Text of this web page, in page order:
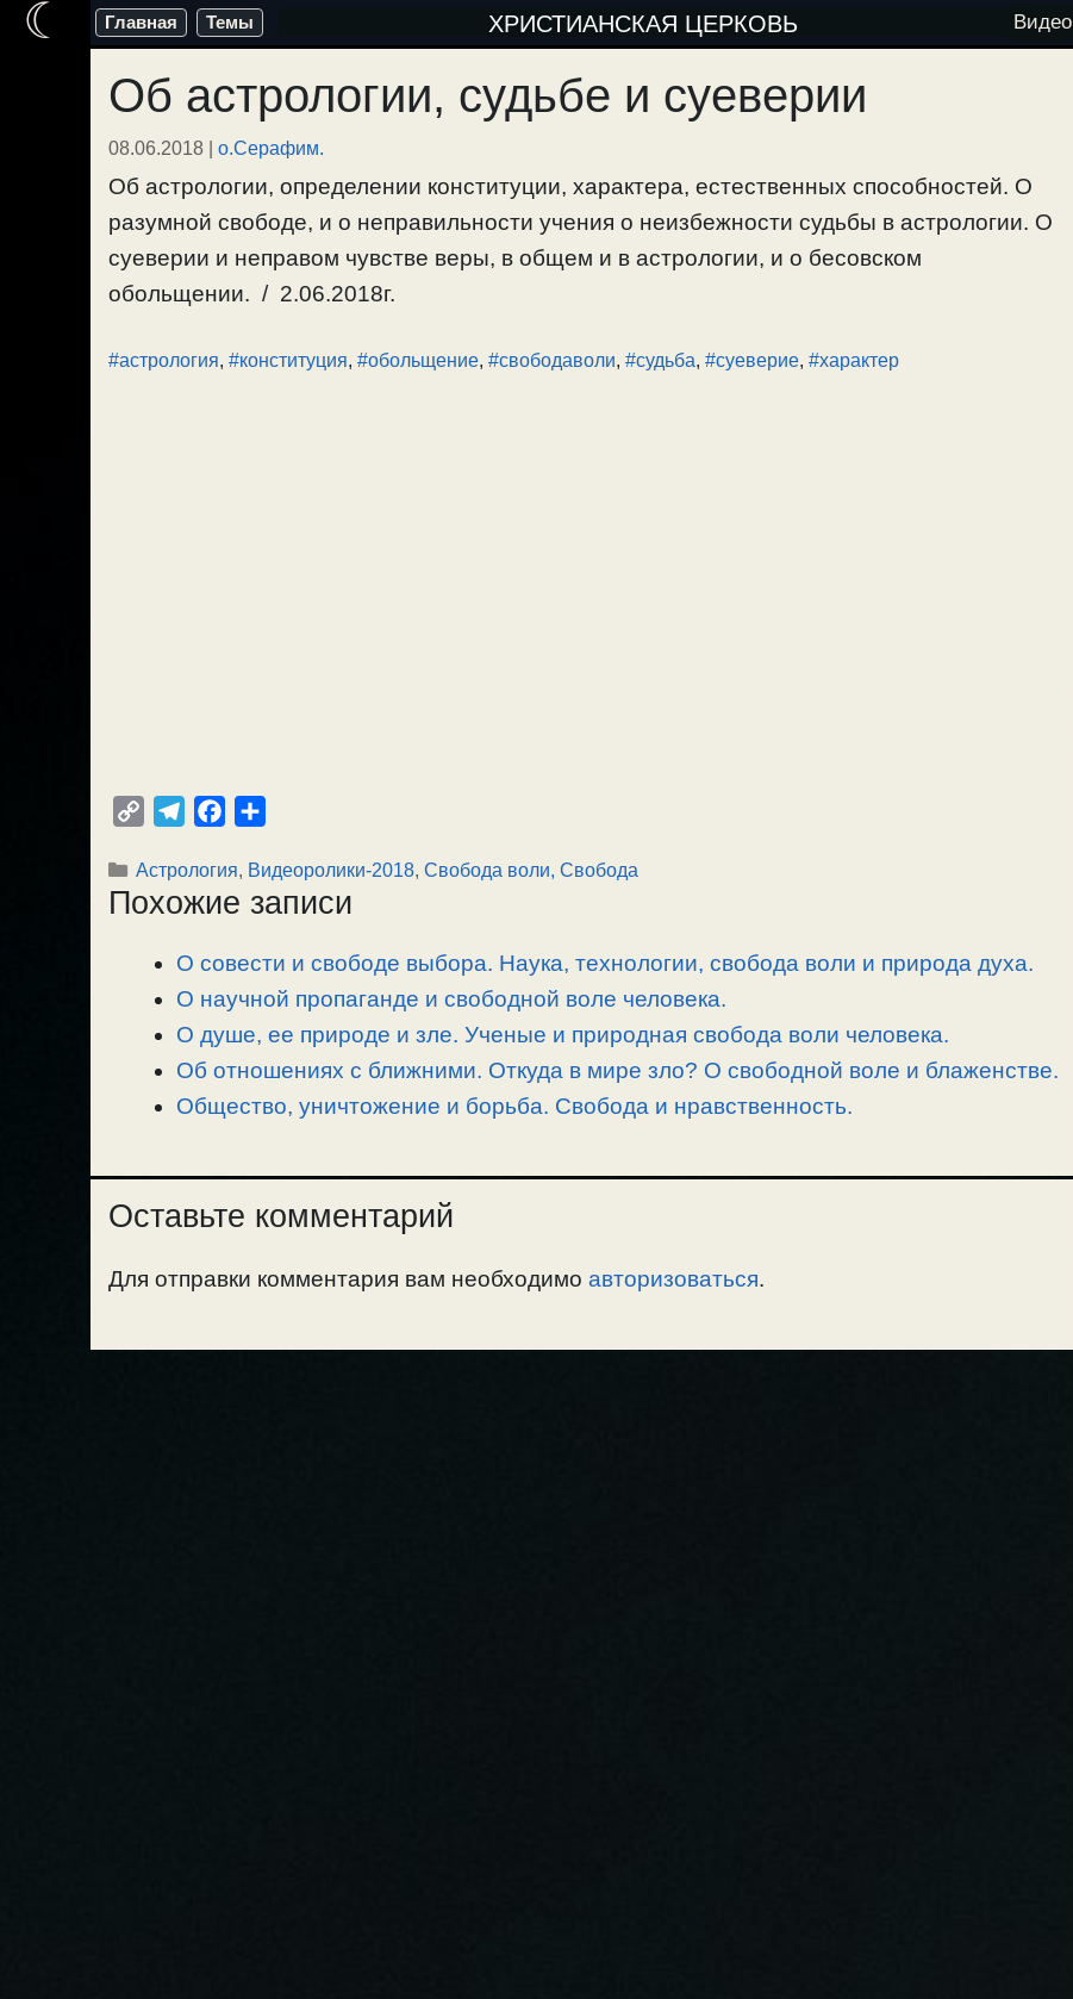
Перейти
содержимому
Главная Темы ХРИСТИАНСКАЯ ЦЕРКОВЬ Видео
Об астрологии, судьбе и суеверии
08.06.2018 | о.Серафим.
Об астрологии, определении конституции, характера, естественных способностей. О
разумной свободе, и о неправильности учения о неизбежности судьбы в астрологии. О
суеверии и неправом чувстве веры, в общем и в астрологии, и о бесовском
обольщении. / 2.06.2018г.
#астрология, #конституция, #обольщение, #свободаволи, #судьба, #суеверие, #характер
p
y
l
e
r
a
m
c
e
o
o
k
п
р
в
и
т
Рубрики
Астрология, Видеоролики-2018, Свобода воли, Свобода
Похожие записи
О совести и свободе выбора. Наука, технологии, свобода воли и природа духа.
О научной пропаганде и свободной воле человека.
О душе, ее природе и зле. Ученые и природная свобода воли человека.
Об отношениях с ближними. Откуда в мире зло? О свободной воле и блаженстве.
Общество, уничтожение и борьба. Свобода и нравственность.
Оставьте комментарий
Для отправки комментария вам необходимо авторизоваться.
☾